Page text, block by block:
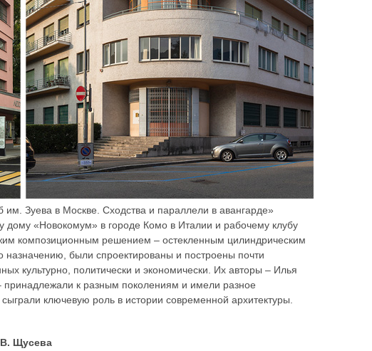
Зуева в Москве. Сходства и параллели в авангарде»
«Новокомум» в городе Комо в Италии и рабочему клубу
композиционным решением – остекленным цилиндрическим
были спроектированы и построены почти
культурно, политически и экономически. Их авторы – Илья
к разным поколениям и имели разное
ключевую роль в истории современной архитектуры.
Щусева